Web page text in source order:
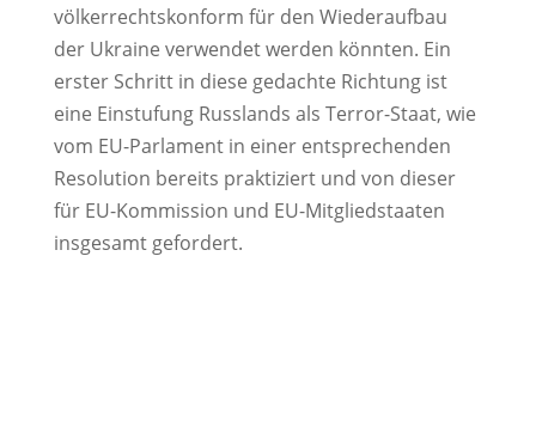
völkerrechtskonform für den Wiederaufbau
der Ukraine verwendet werden könnten. Ein
erster Schritt in diese gedachte Richtung ist
eine Einstufung Russlands als Terror-Staat, wie
vom EU-Parlament in einer entsprechenden
Resolution bereits praktiziert und von dieser
für EU-Kommission und EU-Mitgliedstaaten
insgesamt gefordert.